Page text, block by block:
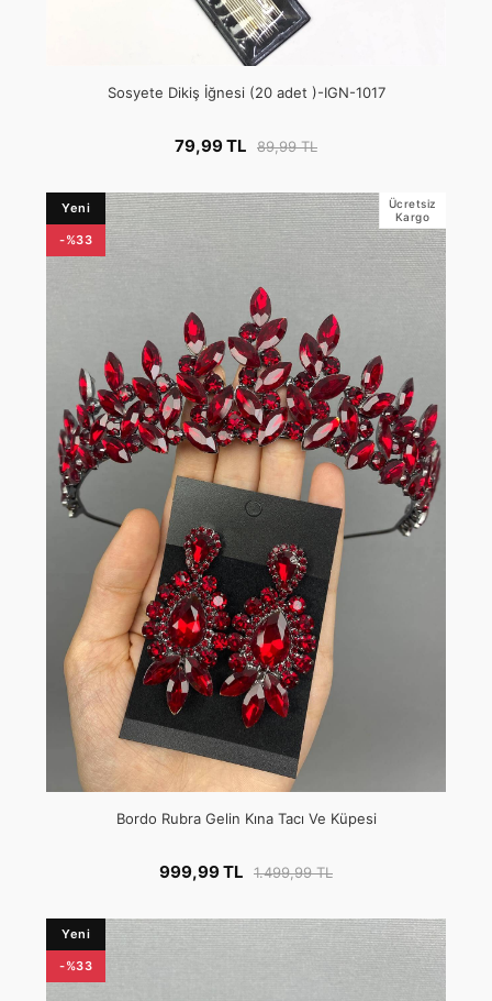
Sosyete Dikiş İğnesi (20 adet )-IGN-1017
79,99 TL 89,99 TL
Yeni
-%33
Ücretsiz
Kargo
Bordo Rubra Gelin Kına Tacı Ve Küpesi
999,99 TL 1.499,99 TL
Yeni
-%33